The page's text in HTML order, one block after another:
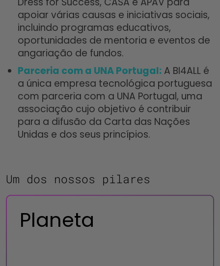
apoiar várias causas e iniciativas sociais,
incluindo programas educativos,
oportunidades de mentoria e eventos de
angariação de fundos.
Parceria com a UNA Portugal: A BI4ALL é
a única empresa tecnológica portuguesa
com parceria com a UNA Portugal, uma
associação cujo objetivo é contribuir
para a difusão da Carta das Nações
Unidas e dos seus princípios.
Um dos nossos pilares
Planeta